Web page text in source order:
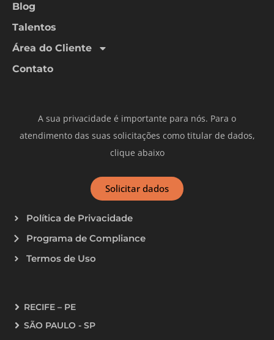
Blog
Talentos
Área do Cliente
Contato
A sua privacidade é importante para nós. Para o
atendimento das suas solicitações como titular de dados,
clique abaixo
Solicitar dados
Política de Privacidade
Programa de Compliance
Termos de Uso
RECIFE – PE
SÃO PAULO - SP